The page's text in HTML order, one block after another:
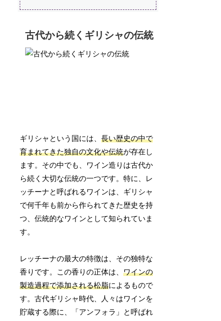
古代から続くギリシャの伝統
ギリシャという国には、長い歴史の中で
育まれてきた独自の文化や伝統が存在し
ます。その中でも、ワイン造りは古代か
ら続く大切な伝統の一つです。特に、レ
ッチーナと呼ばれるワインは、ギリシャ
で何千年も前から作られてきた歴史を持
つ、伝統的なワインとして知られていま
す。
レッチーナの最大の特徴は、その独特な
香りです。この香りの正体は、ワインの
製造過程で添加される松脂によるもので
す。古代ギリシャ時代、人々はワインを
貯蔵する際に、「アンフォラ」と呼ばれ